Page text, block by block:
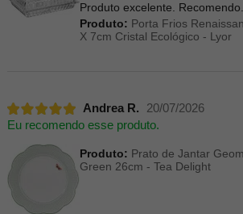
Produto excelente. Recomendo.
Produto: Porta Frios
X 7cm Cristal Ecológico - Lyor
Andrea R.
20/07/2026
Eu recomendo esse produto.
Produto: Prato de Jantar
Green 26cm - Tea Delight